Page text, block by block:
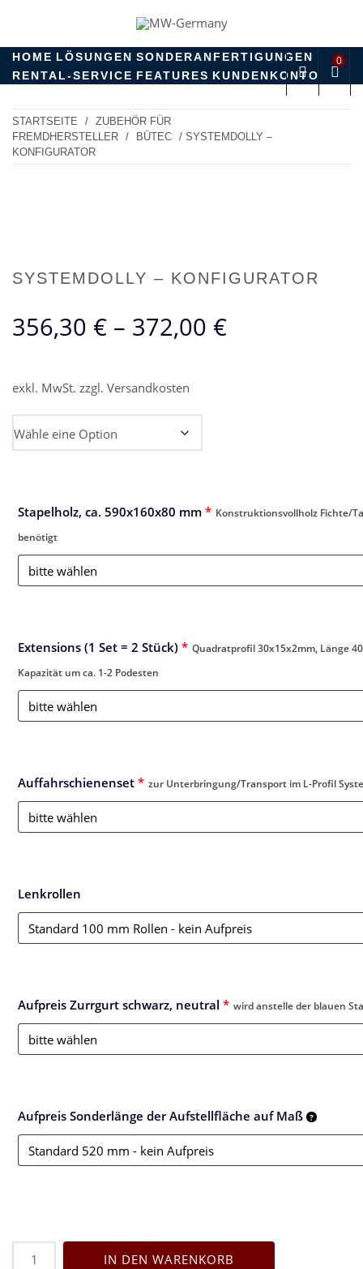
content
MW-GERMANY
products for professionals!
HOME LÖSUNGEN SONDERANFERTIGUNGEN
RENTAL-SERVICE FEATURES KUNDENKONTO
0
STARTSEITE / ZUBEHÖR FÜR
FREMDHERSTELLER / BÜTEC / SYSTEMDOLLY –
KONFIGURATOR
SYSTEMDOLLY – KONFIGURATOR
356,30 € – 372,00 €
exkl. MwSt. zzgl. Versandkosten
Stapelholz, ca. 590x160x80 mm * Konstruktionsvollholz Fichte/
benötigt
Extensions (1 Set = 2 Stück) * Quadratprofil 30x15x2mm, Länge
Kapazität um ca. 1-2 Podesten
Auffahrschienenset * zur Unterbringung/Transport im L-Profil
Lenkrollen
Aufpreis Zurrgurt schwarz, neutral * wird anstelle der blauen
Aufpreis Sonderlänge der Aufstellfläche auf Maß
SystemDolly
IN DEN WARENKORB